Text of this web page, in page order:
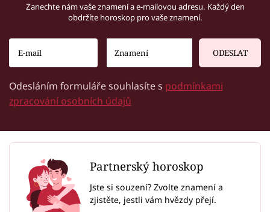
Zanechte nám vaše znamení a e-mailovou adresu. Každý den
obdržíte horoskop pro vaše znamení.
ODESLAT
Odesláním formuláře souhlasíte s podmínkami
zpracování osobních údajů
Partnerský horoskop
Jste si souzení? Zvolte znamení a
zjistěte, jestli vám hvězdy přejí.